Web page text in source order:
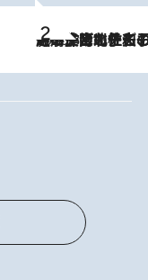
2026.8.3
《「文士の子ども被害者の会」発足！》阿川佐和子（72）が語る遠藤周作に北杜夫、劇作家・矢代静一の子どもたちの“文豪プライベート事件簿”